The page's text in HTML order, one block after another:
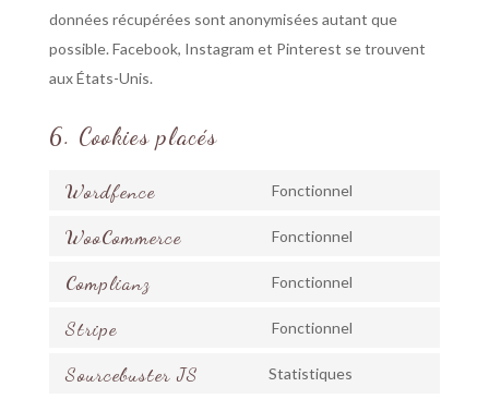
données récupérées sont anonymisées autant que
possible. Facebook, Instagram et Pinterest se trouvent
aux États-Unis.
6. Cookies placés
Wordfence Fonctionnel
WooCommerce Fonctionnel
Complianz Fonctionnel
Stripe Fonctionnel
Sourcebuster JS Statistiques